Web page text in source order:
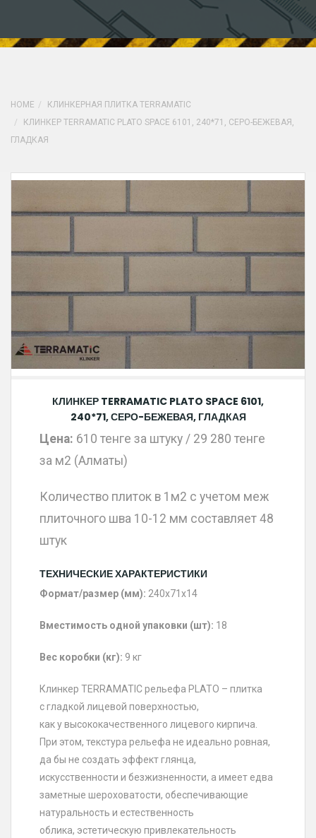
HOME
КЛИНКЕРНАЯ ПЛИТКА TERRAMATIC
КЛИНКЕР TERRAMATIC PLATO SPACE 6101, 240*71, СЕРО-БЕЖЕВАЯ,
ГЛАДКАЯ
КЛИНКЕР TERRAMATIC PLATO SPACE 6101,
240*71, СЕРО-БЕЖЕВАЯ, ГЛАДКАЯ
Цена: 610 тенге за штуку / 29 280 тенге
за м2 (Алматы)
Количество плиток в 1м2 с учетом меж
плиточного шва 10-12 мм составляет 48
штук
ТЕХНИЧЕСКИЕ ХАРАКТЕРИСТИКИ
Формат/размер (мм): 240х71х14
Вместимость одной упаковки (шт): 18
Вес коробки (кг): 9 кг
Клинкер TERRAMATIC рельефа PLATO – плитка
с гладкой лицевой поверхностью,
как у высококачественного лицевого кирпича.
При этом, текстура рельефа не идеально ровная,
да бы не создать эффект глянца,
искусственности и безжизненности, а имеет едва
заметные шероховатости, обеспечивающие
натуральность и естественность
облика, эстетическую привлекательность